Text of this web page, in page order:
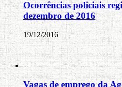
Ocorrências policiais
dezembro de 2016
19/12/2016
Vagas de emprego da